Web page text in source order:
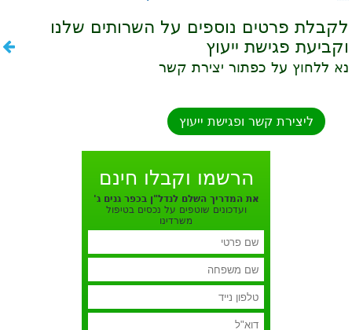
לקבלת פרטים נוספים על השרותים שלנו
וקביעת פגישת ייעוץ
נא ללחוץ על כפתור יצירת קשר
ליצירת קשר ופגישת ייעוץ
הרשמו וקבלו חינם
את המדריך השלם לנדל"ן בכפר גנים ג'
ועדכונים שוטפים על נכסים בטיפול
משרדינו